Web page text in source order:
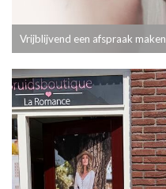
Vrijblijvend een afspraak maken